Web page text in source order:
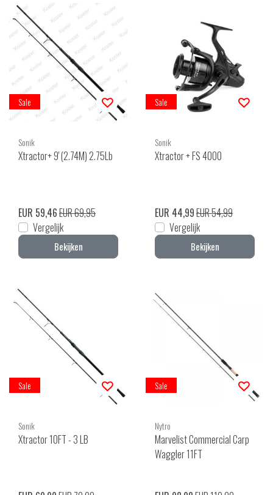
Sale
Sonik
Xtractor+ 9' (2.74M) 2.75Lb
EUR 59,46EUR 69,95
Vergelijk
Bekijken
Sale
Sonik
Xtractor + FS 4000
EUR 44,99EUR 54,99
Vergelijk
Bekijken
Sale
Sonik
Xtractor 10FT - 3 LB
Sale
Nytro
Marvelist Commercial Carp
Waggler 11FT